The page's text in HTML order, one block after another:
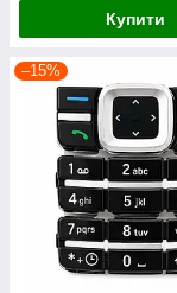
Купити
–15%